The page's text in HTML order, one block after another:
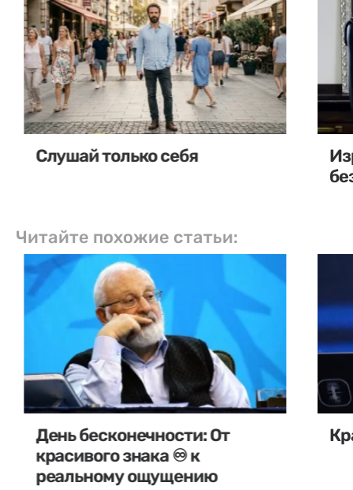
Слушай только себя
Читайте похожие статьи:
День бесконечности: От
красивого знака ♾️ к
реальному ощущению